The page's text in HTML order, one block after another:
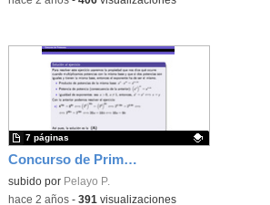
Concurso de Primavera - 2016 - Fase 2 - Nivel 2 - Ejercicio 8
Contenido educativo.
subido por Pelayo P.
7 páginas
-hace 2 años- 391 visualizaciones